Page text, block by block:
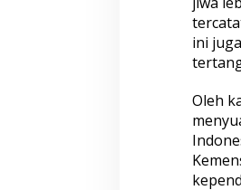
ini
Oleh